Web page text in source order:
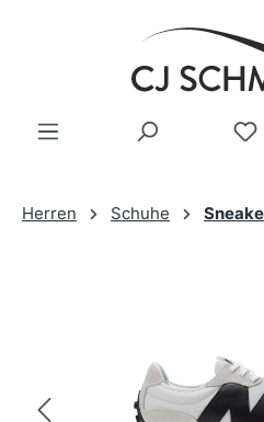
Zum Hauptinhalt springen
Herren Schuhe